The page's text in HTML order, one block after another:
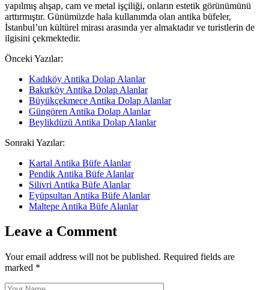
yapılmış ahşap, cam ve metal işçiliği, onların estetik görünümünü
arttırmıştır. Günümüzde hala kullanımda olan antika büfeler,
İstanbul’un kültürel mirası arasında yer almaktadır ve turistlerin de
ilgisini çekmektedir.
Önceki Yazılar:
Kadıköy Antika Dolap Alanlar
Bakırköy Antika Dolap Alanlar
Büyükçekmece Antika Dolap Alanlar
Güngören Antika Dolap Alanlar
Beylikdüzü Antika Dolap Alanlar
Sonraki Yazılar:
Kartal Antika Büfe Alanlar
Pendik Antika Büfe Alanlar
Silivri Antika Büfe Alanlar
Eyüpsultan Antika Büfe Alanlar
Maltepe Antika Büfe Alanlar
Leave a Comment
Your email address will not be published. Required fields are
marked *